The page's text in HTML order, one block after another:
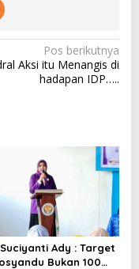
Pos berikutnya
Aksi itu Menangis di
hadapan IDP…..
Ady : Target
Bukan 100